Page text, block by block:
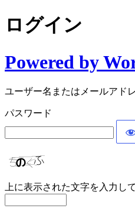
ログイン
Powered by
ユーザー名またはメールアド
パスワード
上に表示された文字を入力し